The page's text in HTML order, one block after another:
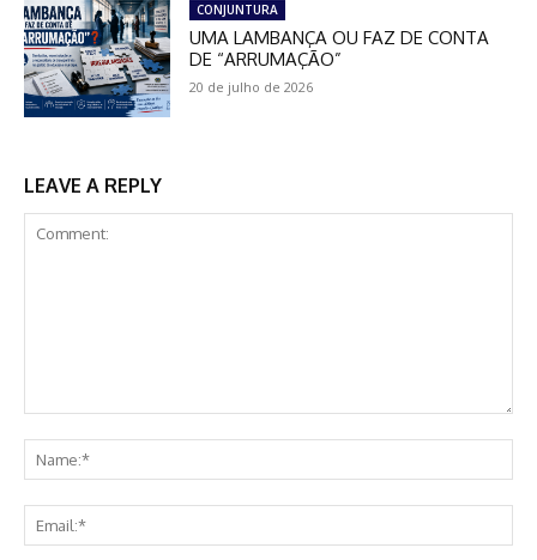
CONJUNTURA
UMA LAMBANÇA OU FAZ DE CONTA
DE “ARRUMAÇÃO”
20 de julho de 2026
LEAVE A REPLY